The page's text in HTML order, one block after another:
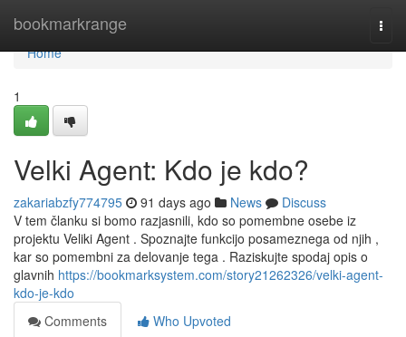
bookmarkrange
Home
Home
1
Velki Agent: Kdo je kdo?
zakariabzfy774795 91 days ago News
Discuss
V tem članku si bomo razjasnili, kdo so pomembne osebe iz
projektu Veliki Agent . Spoznajte funkcijo posameznega od njih ,
kar so pomembni za delovanje tega . Raziskujte spodaj opis o
glavnih https://bookmarksystem.com/story21262326/velki-agent-
kdo-je-kdo
Comments
Who Upvoted